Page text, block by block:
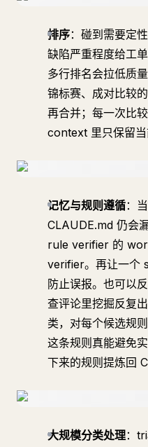
排序：碰到需要定
缺陷严重程度给工
多行排名会拉低质
锦标赛、成对比较
再合并；每一次比
context 里只保留当
记忆与规则遵循：
CLAUDE.md 仍会
rule verifier 的
verifier。再让一个
防止误报。也可以
查评论里挖掘反复
类，对每个候选规
这条规则真能避免
下来的规则提炼回
大规模分类处理：